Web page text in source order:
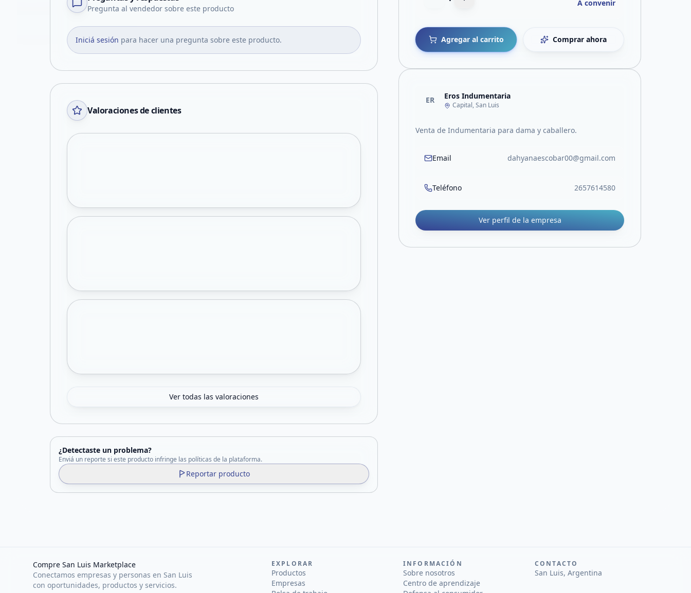
Pregunta al vendedor sobre este producto
Iniciá sesión para hacer una pregunta sobre este producto.
Valoraciones de clientes
Ver todas las valoraciones
¿Detectaste un problema?
Enviá un reporte si este producto infringe las políticas de la plataforma.
Reportar producto
A convenir
Agregar al carrito Comprar ahora
ER Eros Indumentaria
Capital, San Luis
Venta de Indumentaria para dama y caballero.
Email dahyanaescobar00@gmail.com
Teléfono 2657614580
Ver perfil de la empresa
Compre San Luis Marketplace
Conectamos empresas y personas en San Luis
con oportunidades, productos y servicios.
EXPLORAR
Productos
Empresas
INFORMACIÓN
Sobre nosotros
Centro de aprendizaje
CONTACTO
San Luis, Argentina